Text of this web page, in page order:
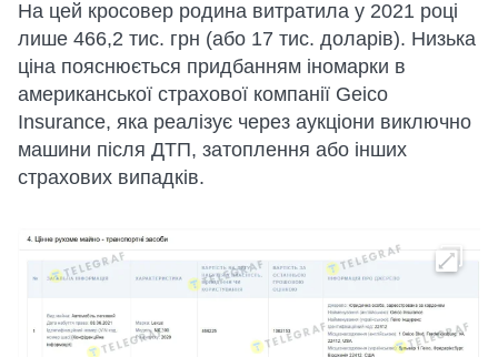
На цей кросовер родина витратила у 2021 році
лише 466,2 тис. грн (або 17 тис. доларів). Низька
ціна пояснюється придбанням іномарки в
американської страхової компанії Geico
Insurance, яка реалізує через аукціони виключно
машини після ДТП, затоплення або інших
страхових випадків.